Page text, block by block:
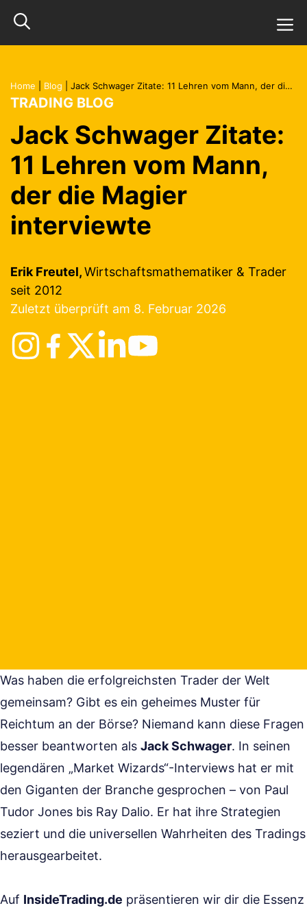
Inhalt
springen
Home Blog Jack Schwager Zitate: 11 Lehren vom Mann, der die Magier interviewte
TRADING BLOG
Jack Schwager Zitate:
11 Lehren vom Mann,
der die Magier
interviewte
Erik Freutel,Wirtschaftsmathematiker & Trader
seit 2012
Zuletzt überprüft am 8. Februar 2026
Was haben die erfolgreichsten Trader der Welt
gemeinsam? Gibt es ein geheimes Muster für
Reichtum an der Börse? Niemand kann diese Fragen
besser beantworten als Jack Schwager. In seinen
legendären „Market Wizards“-Interviews hat er mit
den Giganten der Branche gesprochen – von Paul
Tudor Jones bis Ray Dalio. Er hat ihre Strategien
seziert und die universellen Wahrheiten des Tradings
herausgearbeitet.
Auf InsideTrading.de präsentieren wir dir die Essenz